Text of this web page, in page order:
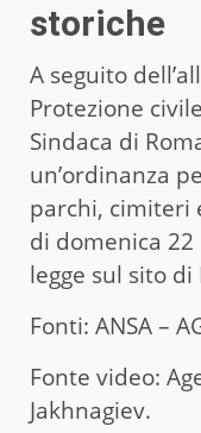
storiche
A seguito
Protezione
Sindaca di
un’ordinanza
parchi, cimiteri
di domenica 22
legge sul sito di
Fonti: ANSA –
Fonte video:
Jakhnagiev.